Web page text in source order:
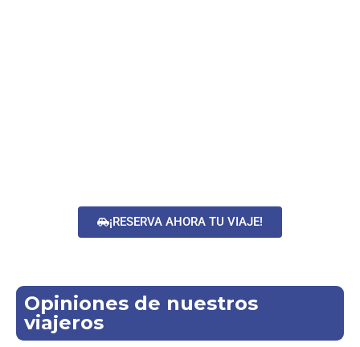
¡RESERVA AHORA TU VIAJE!
Opiniones de nuestros
viajeros